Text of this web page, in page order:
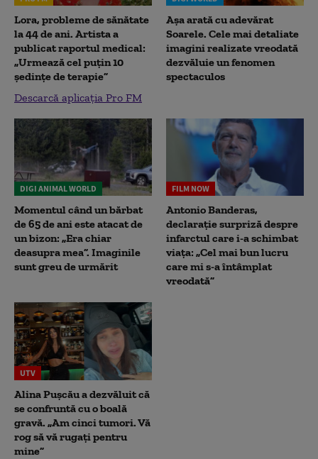
Lora, probleme de sănătate
la 44 de ani. Artista a
publicat raportul medical:
„Urmează cel puțin 10
ședințe de terapie”
Descarcă aplicația Pro FM
Așa arată cu adevărat
Soarele. Cele mai detaliate
imagini realizate vreodată
dezvăluie un fenomen
spectaculos
DIGI ANIMAL WORLD
Momentul când un bărbat
de 65 de ani este atacat de
un bizon: „Era chiar
deasupra mea”. Imaginile
sunt greu de urmărit
FILM NOW
Antonio Banderas,
declarație surpriză despre
infarctul care i-a schimbat
viața: „Cel mai bun lucru
care mi s-a întâmplat
vreodată”
UTV
Alina Pușcău a dezvăluit că
se confruntă cu o boală
gravă. „Am cinci tumori. Vă
rog să vă rugați pentru
mine”